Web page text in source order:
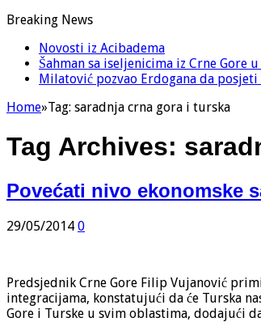
Breaking News
Novosti iz Acibadema
Šahman sa iseljenicima iz Crne
Milatović pozvao Erdogana da
Home»Tag: saradnja crna gora i turska
Tag Archives:
Povećati nivo ekonomske
29/05/2014 0
Predsjednik Crne Gore Filip Vujanović
integracijama, konstatujući da će Turska
Gore i Turske u svim oblastima, dodajući